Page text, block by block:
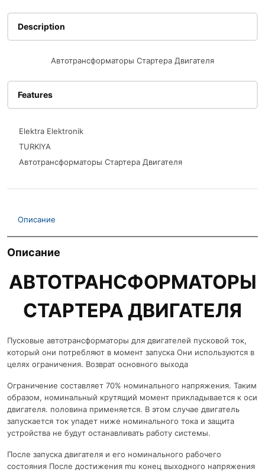
Description
Автотрансформаторы Стартера Двигателя
Features
Elektra Elektronik
TURKIYA
Автотрансформаторы Стартера Двигателя
Описание
Описание
АВТОТРАНСФОРМАТОРЫ
СТАРТЕРА ДВИГАТЕЛЯ
Пусковые автотрансформаторы для двигателей пусковой ток,
который они потребляют в момент запуска Они используются в
целях ограничения. Возврат основного выхода
Ограничение составляет 70% номинального напряжения. Таким
образом, номинальный крутящий момент прикладывается к оси
двигателя. половина применяется. В этом случае двигатель
запускается ток упадет ниже номинального тока и защита
устройства не будут останавливать работу системы.
После запуска двигателя и его номинального рабочего
состояния После достижения mu конец выходного напряжения